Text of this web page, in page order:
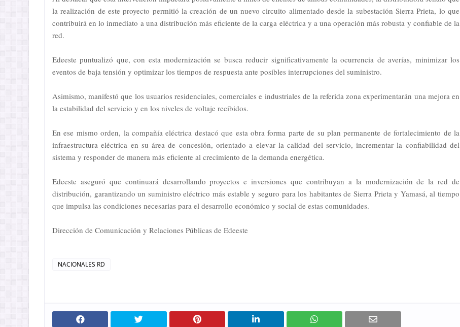
la realización de este proyecto permitió la creación de un nuevo circuito alimentado desde la subestación Sierra Prieta, lo que
contribuirá en lo inmediato a una distribución más eficiente de la carga eléctrica y a una operación más robusta y confiable de la
red.
Edeeste puntualizó que, con esta modernización se busca reducir significativamente la ocurrencia de averías, minimizar los
eventos de baja tensión y optimizar los tiempos de respuesta ante posibles interrupciones del suministro.
Asimismo, manifestó que los usuarios residenciales, comerciales e industriales de la referida zona experimentarán una mejora en
la estabilidad del servicio y en los niveles de voltaje recibidos.
En ese mismo orden, la compañía eléctrica destacó que esta obra forma parte de su plan permanente de fortalecimiento de la
infraestructura eléctrica en su área de concesión, orientado a elevar la calidad del servicio, incrementar la confiabilidad del
sistema y responder de manera más eficiente al crecimiento de la demanda energética.
Edeeste aseguró que continuará desarrollando proyectos e inversiones que contribuyan a la modernización de la red de
distribución, garantizando un suministro eléctrico más estable y seguro para los habitantes de Sierra Prieta y Yamasá, al tiempo
que impulsa las condiciones necesarias para el desarrollo económico y social de estas comunidades.
Dirección de Comunicación y Relaciones Públicas de Edeeste
NACIONALES RD